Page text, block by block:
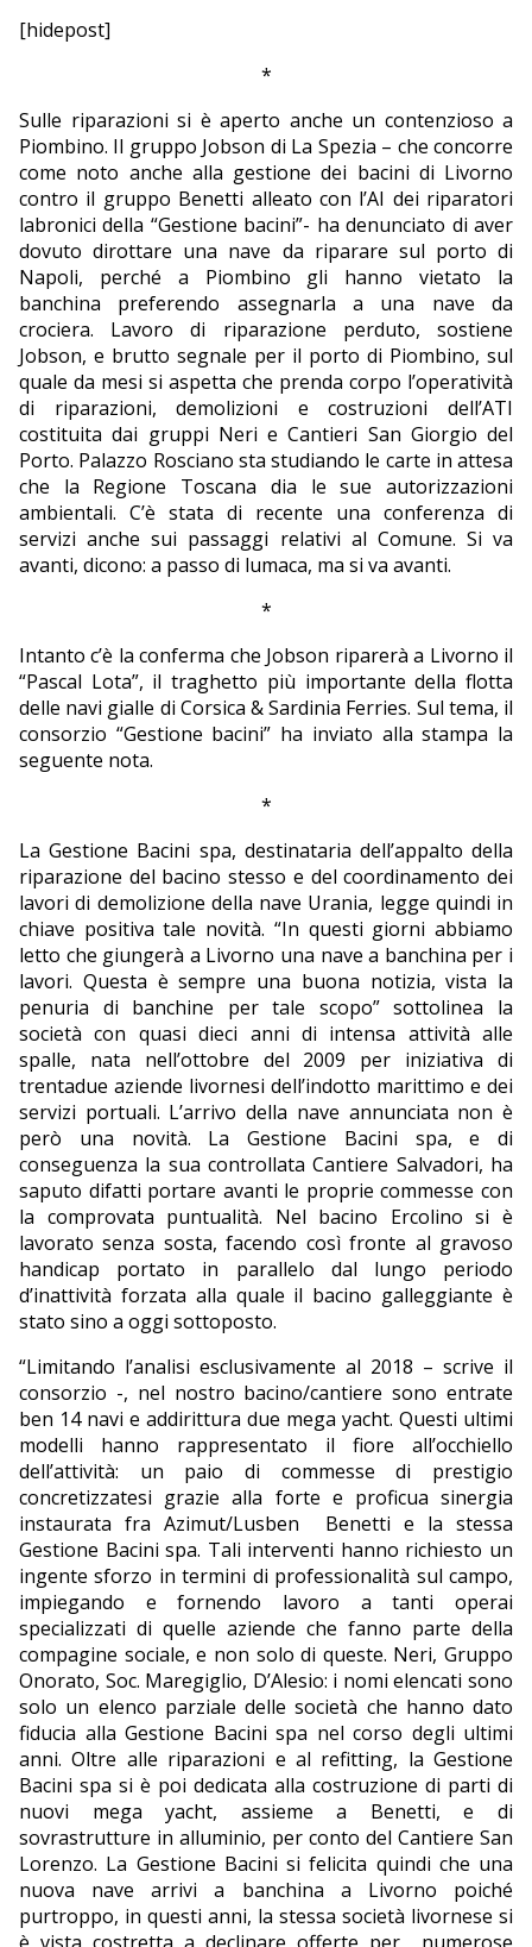
[hidepost]
*
Sulle riparazioni si è aperto anche un contenzioso a
Piombino. Il gruppo Jobson di La Spezia – che concorre
come noto anche alla gestione dei bacini di Livorno
contro il gruppo Benetti alleato con l’AI dei riparatori
labronici della “Gestione bacini”- ha denunciato di aver
dovuto dirottare una nave da riparare sul porto di
Napoli, perché a Piombino gli hanno vietato la
banchina preferendo assegnarla a una nave da
crociera. Lavoro di riparazione perduto, sostiene
Jobson, e brutto segnale per il porto di Piombino, sul
quale da mesi si aspetta che prenda corpo l’operatività
di riparazioni, demolizioni e costruzioni dell’ATI
costituita dai gruppi Neri e Cantieri San Giorgio del
Porto. Palazzo Rosciano sta studiando le carte in attesa
che la Regione Toscana dia le sue autorizzazioni
ambientali. C’è stata di recente una conferenza di
servizi anche sui passaggi relativi al Comune. Si va
avanti, dicono: a passo di lumaca, ma si va avanti.
*
Intanto c’è la conferma che Jobson riparerà a Livorno il
“Pascal Lota”, il traghetto più importante della flotta
delle navi gialle di Corsica & Sardinia Ferries. Sul tema, il
consorzio “Gestione bacini” ha inviato alla stampa la
seguente nota.
*
La Gestione Bacini spa, destinataria dell’appalto della
riparazione del bacino stesso e del coordinamento dei
lavori di demolizione della nave Urania, legge quindi in
chiave positiva tale novità. “In questi giorni abbiamo
letto che giungerà a Livorno una nave a banchina per i
lavori. Questa è sempre una buona notizia, vista la
penuria di banchine per tale scopo” sottolinea la
società con quasi dieci anni di intensa attività alle
spalle, nata nell’ottobre del 2009 per iniziativa di
trentadue aziende livornesi dell’indotto marittimo e dei
servizi portuali. L’arrivo della nave annunciata non è
però una novità. La Gestione Bacini spa, e di
conseguenza la sua controllata Cantiere Salvadori, ha
saputo difatti portare avanti le proprie commesse con
la comprovata puntualità. Nel bacino Ercolino si è
lavorato senza sosta, facendo così fronte al gravoso
handicap portato in parallelo dal lungo periodo
d’inattività forzata alla quale il bacino galleggiante è
stato sino a oggi sottoposto.
“Limitando l’analisi esclusivamente al 2018 – scrive il
consorzio -, nel nostro bacino/cantiere sono entrate
ben 14 navi e addirittura due mega yacht. Questi ultimi
modelli hanno rappresentato il fiore all’occhiello
dell’attività: un paio di commesse di prestigio
concretizzatesi grazie alla forte e proficua sinergia
instaurata fra Azimut/Lusben
Benetti e la stessa
Gestione Bacini spa. Tali interventi hanno richiesto un
ingente sforzo in termini di professionalità sul campo,
impiegando e fornendo lavoro a tanti operai
specializzati di quelle aziende che fanno parte della
compagine sociale, e non solo di queste. Neri, Gruppo
Onorato, Soc. Maregiglio, D’Alesio: i nomi elencati sono
solo un elenco parziale delle società che hanno dato
fiducia alla Gestione Bacini spa nel corso degli ultimi
anni. Oltre alle riparazioni e al refitting, la Gestione
Bacini spa si è poi dedicata alla costruzione di parti di
nuovi mega yacht, assieme a Benetti, e di
sovrastrutture in alluminio, per conto del Cantiere San
Lorenzo. La Gestione Bacini si felicita quindi che una
nuova nave arrivi a banchina a Livorno poiché
purtroppo, in questi anni, la stessa società livornese si